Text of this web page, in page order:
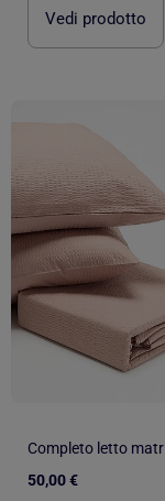
Vedi prodotto
50,00 €